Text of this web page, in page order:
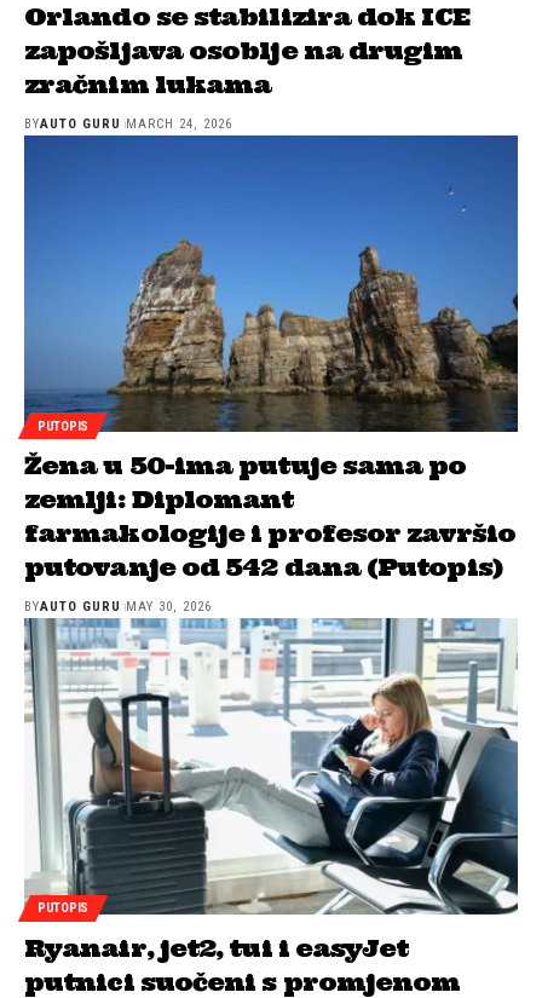
Orlando se stabilizira dok ICE
zapošljava osoblje na drugim
zračnim lukama
BYAUTO GURU MARCH 24, 2026
PUTOPIS
Žena u 50-ima putuje sama po
zemlji: Diplomant
farmakologije i profesor završio
putovanje od 542 dana (Putopis)
BYAUTO GURU MAY 30, 2026
PUTOPIS
Ryanair, jet2, tui i easyJet
putnici suočeni s promjenom